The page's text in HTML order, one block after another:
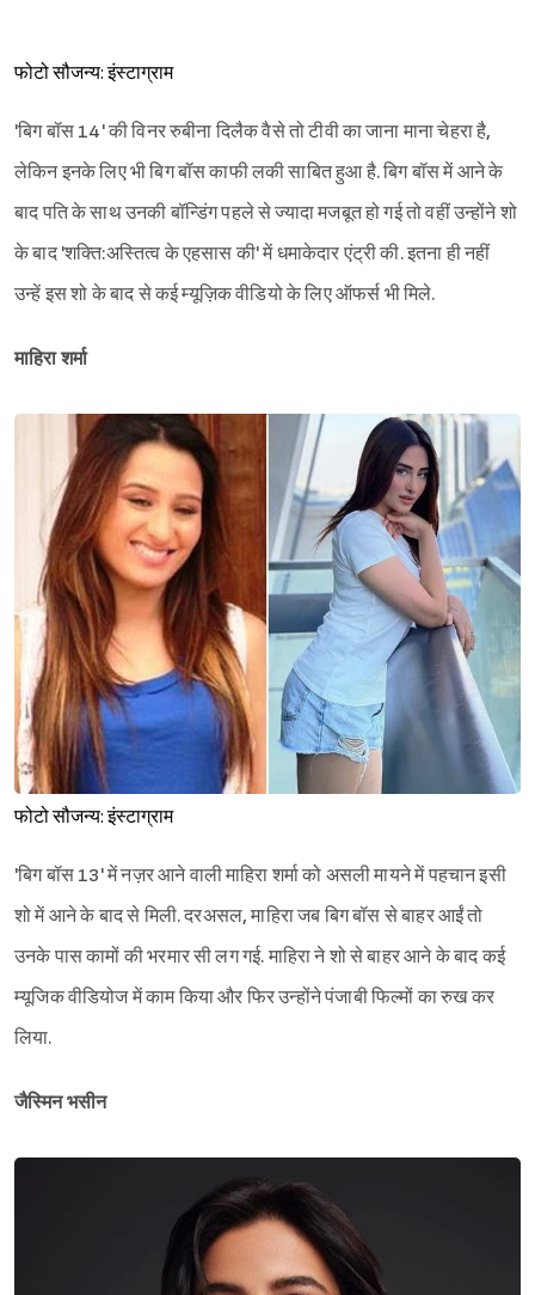
Sign in
फोटो सौजन्य: इंस्टाग्राम
'बिग बॉस 14' की विनर रुबीना दिलैक वैसे तो टीवी का जाना माना चेहरा है,
लेकिन इनके लिए भी बिग बॉस काफी लकी साबित हुआ है. बिग बॉस में आने के
बाद पति के साथ उनकी बॉन्डिंग पहले से ज्यादा मजबूत हो गई तो वहीं उन्होंने शो
के बाद 'शक्ति:अस्तित्व के एहसास की' में धमाकेदार एंट्री की. इतना ही नहीं
उन्हें इस शो के बाद से कई म्यूज़िक वीडियो के लिए ऑफर्स भी मिले.
माहिरा शर्मा
फोटो सौजन्य: इंस्टाग्राम
'बिग बॉस 13' में नज़र आने वाली माहिरा शर्मा को असली मायने में पहचान इसी
शो में आने के बाद से मिली. दरअसल, माहिरा जब बिग बॉस से बाहर आईं तो
उनके पास कामों की भरमार सी लग गई. माहिरा ने शो से बाहर आने के बाद कई
म्यूजिक वीडियोज में काम किया और फिर उन्होंने पंजाबी फिल्मों का रुख कर
लिया.
जैस्मिन भसीन